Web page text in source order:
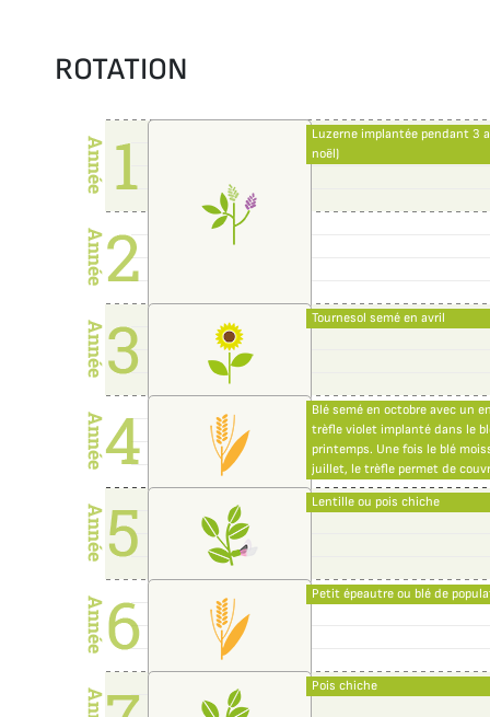
ROTATION
Luzerne implantée pendant 3
noël)
Tournesol semé en avril
Blé semé en octobre avec un
trèfle violet implanté dans le
printemps. Une fois le blé
juillet, le trèfle permet de
Lentille ou pois chiche
Petit épeautre ou blé de
Pois chiche